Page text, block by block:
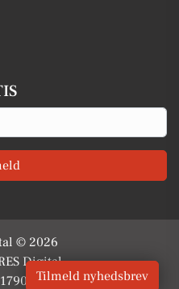
© 2026
Digital
Tilmeld nyhedsbrev